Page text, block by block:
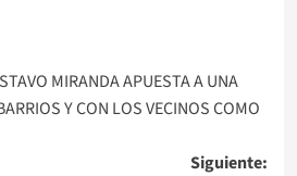
MIRANDA APUESTA A UNA
Y CON LOS VECINOS COMO
Siguiente: